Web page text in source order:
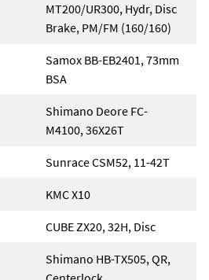
MT200/UR300, Hydr, Disc
Brake, PM/FM (160/160)
Samox BB-EB2401, 73mm
BSA
Shimano Deore FC-
M4100, 36X26T
Sunrace CSM52, 11-42T
KMC X10
CUBE ZX20, 32H, Disc
Shimano HB-TX505, QR,